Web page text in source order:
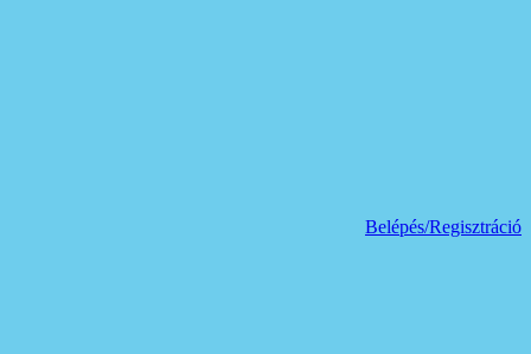
Belépés/Regisztráció